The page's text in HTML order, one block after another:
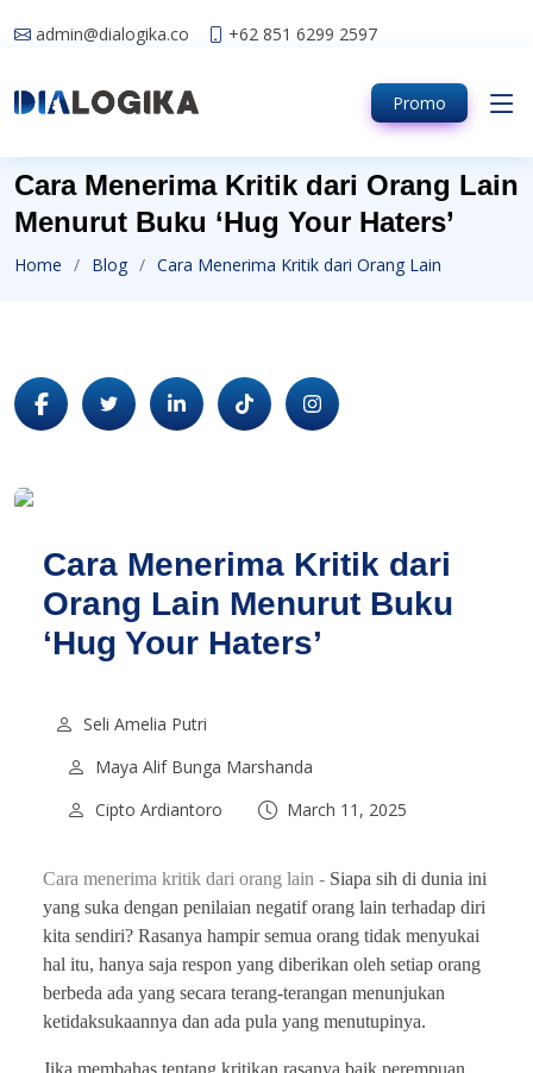
admin@dialogika.co +62 851 6299 2597
Promo
Cara Menerima Kritik dari Orang Lain
Menurut Buku ‘Hug Your Haters’
Home Blog Cara Menerima Kritik dari Orang Lain
Cara Menerima Kritik dari
Orang Lain Menurut Buku
‘Hug Your Haters’
Seli Amelia Putri
Maya Alif Bunga Marshanda
Cipto Ardiantoro
March 11, 2025
Cara menerima kritik dari orang lain - Siapa sih di dunia ini
yang suka dengan penilaian negatif orang lain terhadap diri
kita sendiri? Rasanya hampir semua orang tidak menyukai
hal itu, hanya saja respon yang diberikan oleh setiap orang
berbeda ada yang secara terang-terangan menunjukan
ketidaksukaannya dan ada pula yang menutupinya.
Jika membahas tentang kritikan rasanya baik perempuan